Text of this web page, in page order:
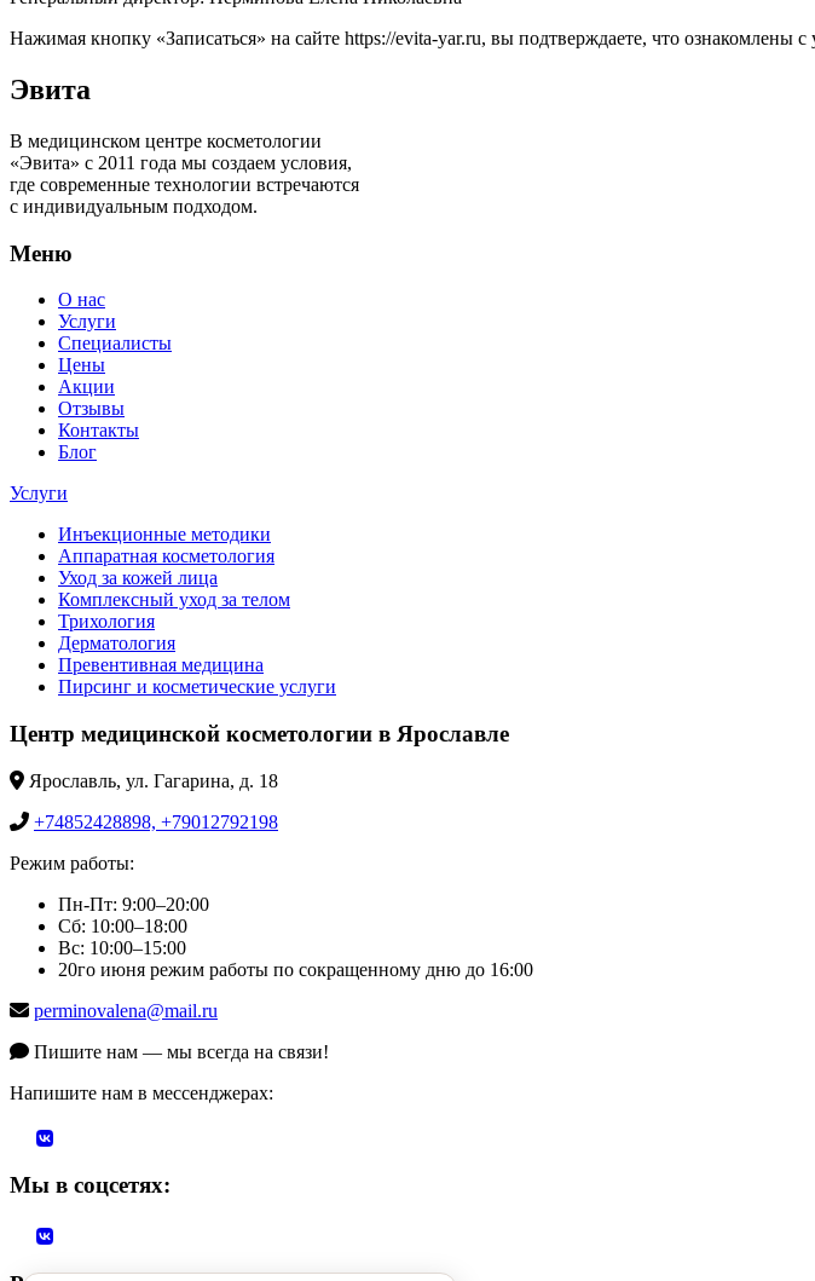
Нажимая кнопку «Записаться» на сайте https://evita-yar.ru, вы подтверждаете, что
Эвита
В медицинском центре косметологии
«Эвита» с 2011 года мы создаем условия,
где современные технологии встречаются
с индивидуальным подходом.
Меню
О нас
Услуги
Специалисты
Цены
Акции
Отзывы
Контакты
Блог
Услуги
Инъекционные методики
Аппаратная косметология
Уход за кожей лица
Комплексный уход за телом
Трихология
Дерматология
Превентивная медицина
Пирсинг и косметические услуги
Центр медицинской косметологии в Ярославле
Ярославль, ул. Гагарина, д. 18
+74852428898, +79012792198
Режим работы:
Пн-Пт: 9:00–20:00
Сб: 10:00–18:00
Вс: 10:00–15:00
20го июня режим работы по сокращенному дню до 16:00
perminovalena@mail.ru
Пишите нам — мы всегда на связи!
Напишите нам в мессенджерах:
Мы в соцсетях: